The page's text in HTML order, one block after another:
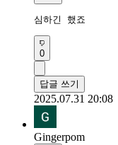
심하긴 했죠
0
답글 쓰기
2025.07.31 20:08
Gingerpom